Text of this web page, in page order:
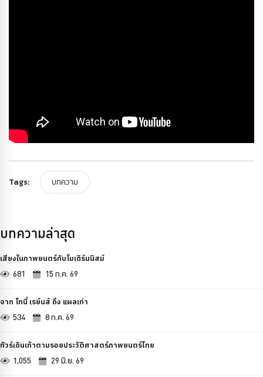
Tags: บทความ
บทความล่าสุด
เสียงในภาพยนตร์กับโมเดิร์นนิสม์
681 15 ก.ค. 69
จาก โทนี่ เรย์นส์ ถึง แผลเก่า
534 8 ก.ค. 69
ทัวร์เดินเท้าตามรอยประวัติศาสตร์ภาพยนตร์ไทย
1,055 29 มิ.ย. 69